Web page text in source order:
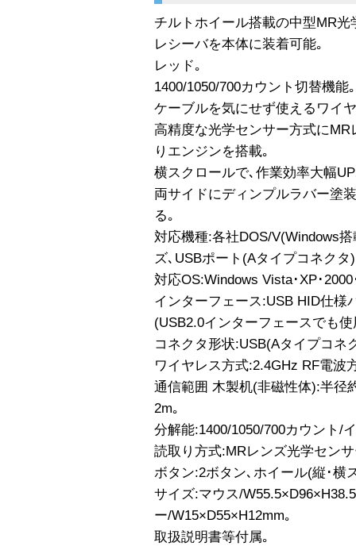
チルトホイール搭載の中型MR
レシーバを本体に装着可能｡
レッド｡
1400/1050/700カウント切替機能｡
ケーブルを気にせず使えるワイ
高精度な光学センサー方式に
りエンジンを搭載｡
横スクロールで､作業効率大幅
両サイドにディンプルラバー塗
る｡
対応機種:各社DOS/V(Windows
ズ､USBポート(Aタイプコネクタ
対応OS:Windows Vista･XP･2000
インターフェース:USB HID仕様
(USB2.0インターフェースでも
コネクタ形状:USB(Aタイプコネ
ワイヤレス方式:2.4GHz RF電波
通信範囲 木製机(非磁性体):半径
2m｡
分解能:1400/1050/700カウント/
読取り方式:MRレンズ光学セン
ボタン:2ボタン､ホイール(縦･横
サイズ:マウス/
ー/W15×D55×H12mm｡
取扱説明書等付属｡